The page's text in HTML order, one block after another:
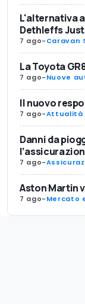
L'alternativa
Dethleffs Just
7 ago-Caravan
La Toyota
7 ago-Nuove
Il nuovo
7 ago-Attualità
Danni da
7 ago-
Aston Martin
7 ago-Mercato